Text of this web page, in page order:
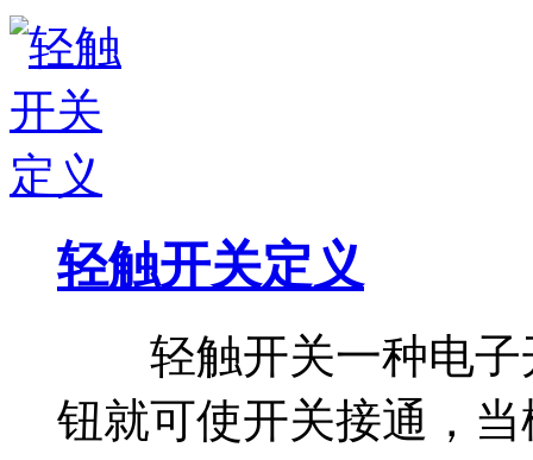
轻触开关定义
轻触开关一种电子
钮就可使开关接通，